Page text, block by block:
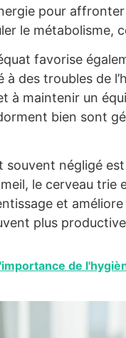
pour
le métabolisme,
favorise
à des troubles de
à maintenir un
bien sont
souvent négligé
le cerveau trie
et
plus
de